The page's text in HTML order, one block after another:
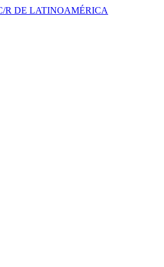
R DE LATINOAMÉRICA